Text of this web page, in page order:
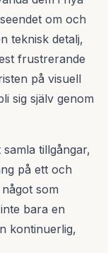
om och
teknisk detalj,
frustrerande
på visuell
sig själv genom
tillgångar,
på ett och
som
bara en
kontinuerlig,